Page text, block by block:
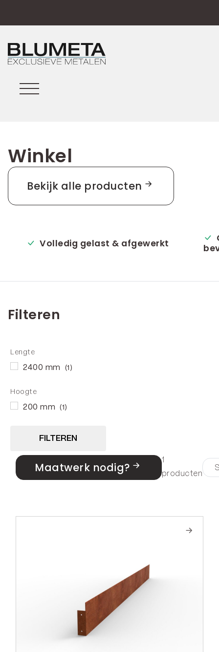
Winkel
Bekijk alle producten
Volledig gelast & afgewerkt
Filteren
Lengte
2400 mm (1)
Hoogte
200 mm (1)
FILTEREN
Maatwerk nodig?
1
producten